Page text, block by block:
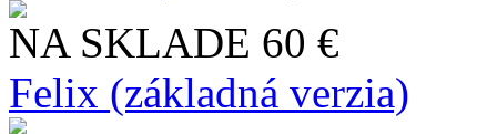
NA SKLADE 60 €
Felix (základná verzia)